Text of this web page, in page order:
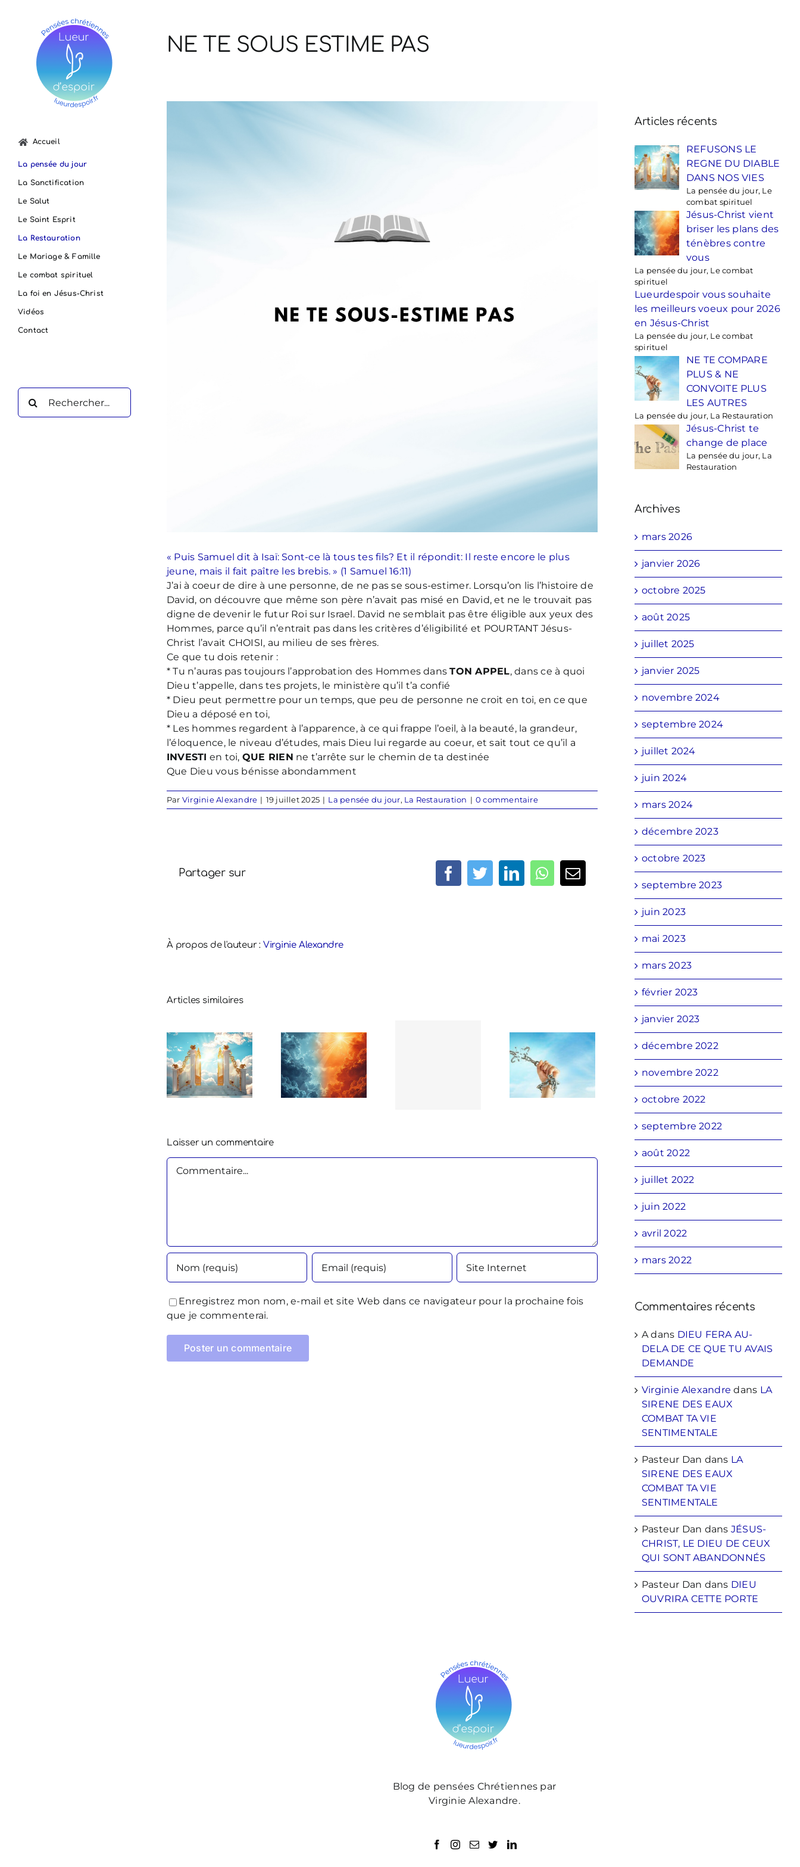
contenu
Accueil
La pensée du jour
La Sanctification
Le Salut
Le Saint Esprit
La Restauration
Le Mariage & Famille
Le combat spirituel
La foi en Jésus-Christ
Vidéos
Contact
Rechercher:
NE TE SOUS ESTIME PAS
« Puis Samuel dit à Isaï: Sont-ce là tous tes fils? Et il répondit: Il reste encore le plus
jeune, mais il fait paître les brebis. » (1 Samuel 16:11)
J’ai à coeur de dire à une personne, de ne pas se sous-estimer. Lorsqu’on lis l’histoire de
David, on découvre que même son père n’avait pas misé en David, et ne le trouvait pas
digne de devenir le futur Roi sur Israel. David ne semblait pas être éligible aux yeux des
Hommes, parce qu’il n’entrait pas dans les critères d’éligibilité et POURTANT Jésus-
Christ l’avait CHOISI, au milieu de ses frères.
Ce que tu dois retenir :
* Tu n’auras pas toujours l’approbation des Hommes dansTON APPEL, dans ce à quoi
Dieu t’appelle, dans tes projets, le ministère qu’il t’a confié
* Dieu peut permettre pour un temps, que peu de personne ne croit en toi, en ce que
Dieu a déposé en toi,
* Les hommes regardent à l’apparence, à ce qui frappe l’oeil, à la beauté, la grandeur,
l’éloquence, le niveau d’études, mais Dieu lui regarde au coeur, et sait tout ce qu’il a
INVESTI en toi, QUE RIEN ne t’arrête sur le chemin de ta destinée
Que Dieu vous bénisse abondamment
Par Virginie Alexandre | 19 juillet 2025 | La pensée du jour, La Restauration | 0 commentaire
Partager sur Facebook
TwitterLinkedInWhatsApp
Email
À propos de l'auteur : Virginie Alexandre
Articles similaires
Laisser un commentaire
Commentaire
Enregistrez mon nom, e-mail et site Web dans ce navigateur pour la prochaine fois
que je commenterai.
Articles récents
REFUSONS LE
REGNE DU DIABLE
DANS NOS VIES
La pensée du jour, Le
combat spirituel
Jésus-Christ vient
briser les plans des
ténèbres contre
vous
La pensée du jour, Le combat
spirituel
Lueurdespoir vous souhaite
les meilleurs voeux pour 2026
en Jésus-Christ
La pensée du jour, Le combat
spirituel
NE TE COMPARE
PLUS & NE
CONVOITE PLUS
LES AUTRES
La pensée du jour, La Restauration
Jésus-Christ te
change de place
La pensée du jour, La
Restauration
Archives
mars 2026
janvier 2026
octobre 2025
août 2025
juillet 2025
janvier 2025
novembre 2024
septembre 2024
juillet 2024
juin 2024
mars 2024
décembre 2023
octobre 2023
septembre 2023
juin 2023
mai 2023
mars 2023
février 2023
janvier 2023
décembre 2022
novembre 2022
octobre 2022
septembre 2022
août 2022
juillet 2022
juin 2022
avril 2022
mars 2022
Commentaires récents
A dans DIEU FERA AU-
DELA DE CE QUE TU AVAIS
DEMANDE
Virginie Alexandre dans LA
SIRENE DES EAUX
COMBAT TA VIE
SENTIMENTALE
Pasteur Dan dans LA
SIRENE DES EAUX
COMBAT TA VIE
SENTIMENTALE
Pasteur Dan dans JÉSUS-
CHRIST, LE DIEU DE CEUX
QUI SONT ABANDONNÉS
Pasteur Dan dans DIEU
OUVRIRA CETTE PORTE
Blog de pensées Chrétiennes par
Virginie Alexandre.